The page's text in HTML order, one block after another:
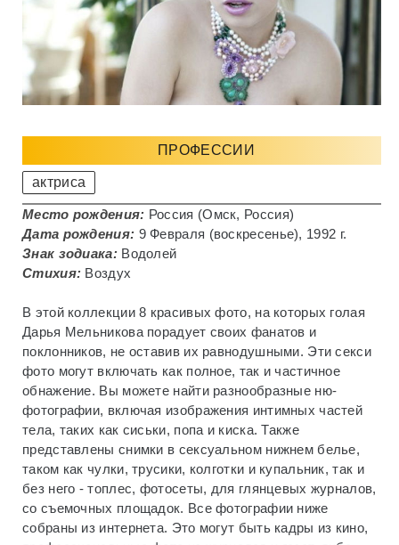
ПРОФЕССИИ
актриса
Место рождения: Россия (Омск, Россия)
Дата рождения: 9 Февраля (воскресенье), 1992 г.
Знак зодиака:Водолей
Стихия: Воздух
В этой коллекции 8 красивых фото, на которых голая
Дарья Мельникова порадует своих фанатов и
поклонников, не оставив их равнодушными. Эти секси
фото могут включать как полное, так и частичное
обнажение. Вы можете найти разнообразные ню-
фотографии, включая изображения интимных частей
тела, таких как сиськи, попа и киска. Также
представлены снимки в сексуальном нижнем белье,
таком как чулки, трусики, колготки и купальник, так и
без него - топлес, фотосеты, для глянцевых журналов,
со съемочных площадок. Все фотографии ниже
собраны из интернета. Это могут быть кадры из кино,